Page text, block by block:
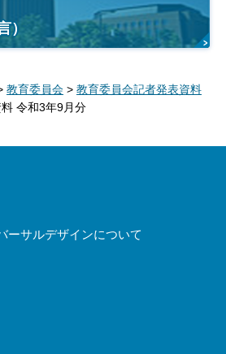
）
教育委員会 > 教育委員会記者発表資料
令和3年9月分
ーサルデザインについて